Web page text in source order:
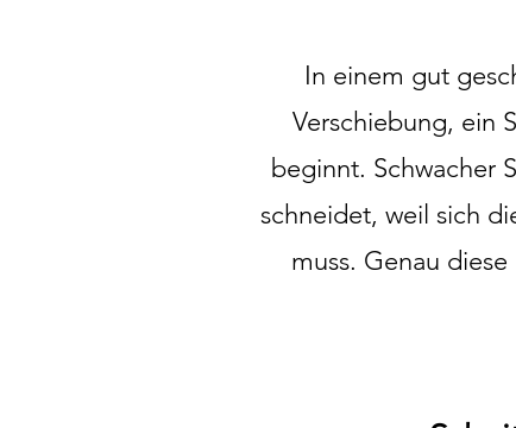
In einem gut
Verschiebung, ein
beginnt. Schwacher
schneidet, weil sich
muss. Genau